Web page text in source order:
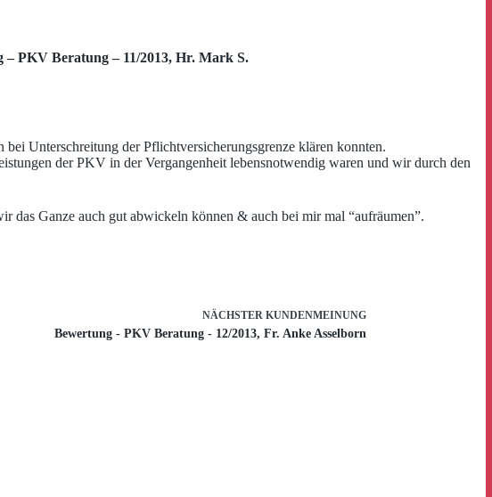
– PKV Beratung – 11/2013, Hr. Mark S.
Unterschreitung der Pflichtversicherungsgrenze klären konnten.
der PKV in der Vergangenheit lebensnotwendig waren und wir durch den
das Ganze auch gut abwickeln können & auch bei mir mal “aufräumen”.
NÄCHSTER KUNDENMEINUNG
Bewertung - PKV Beratung - 12/2013, Fr. Anke Asselborn